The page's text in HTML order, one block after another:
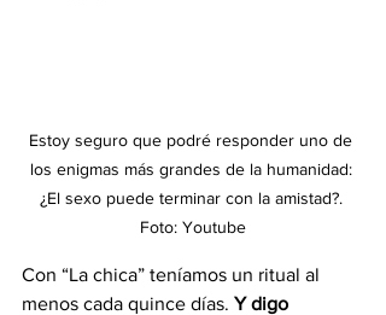
Estoy seguro que podré responder uno de
los enigmas más grandes de la humanidad:
¿El sexo puede terminar con la amistad?.
Foto: Youtube
Con “La chica” teníamos un ritual al
menos cada quince días. Y digo